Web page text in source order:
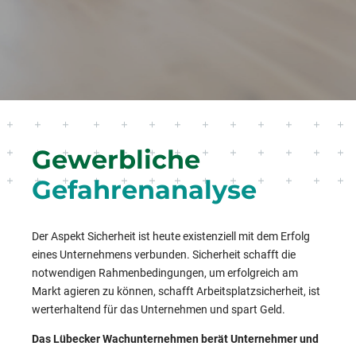
Gewerbliche
Gefahrenanalyse
Der Aspekt Sicherheit ist heute existenziell mit dem Erfolg
eines Unternehmens verbunden. Sicherheit schafft die
notwendigen Rahmenbedingungen, um erfolgreich am
Markt agieren zu können, schafft Arbeitsplatzsicherheit, ist
werterhaltend für das Unternehmen und spart Geld.
Das Lübecker Wachunternehmen berät Unternehmer und